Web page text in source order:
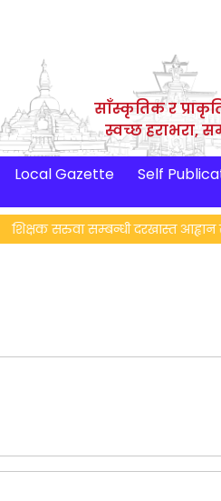
साँस्कृतिक र
स्वच्छ हराभरा,
Local Gazette Self
शिक्षक सरुवा सम्बन्धी दरखास्त आह्वान